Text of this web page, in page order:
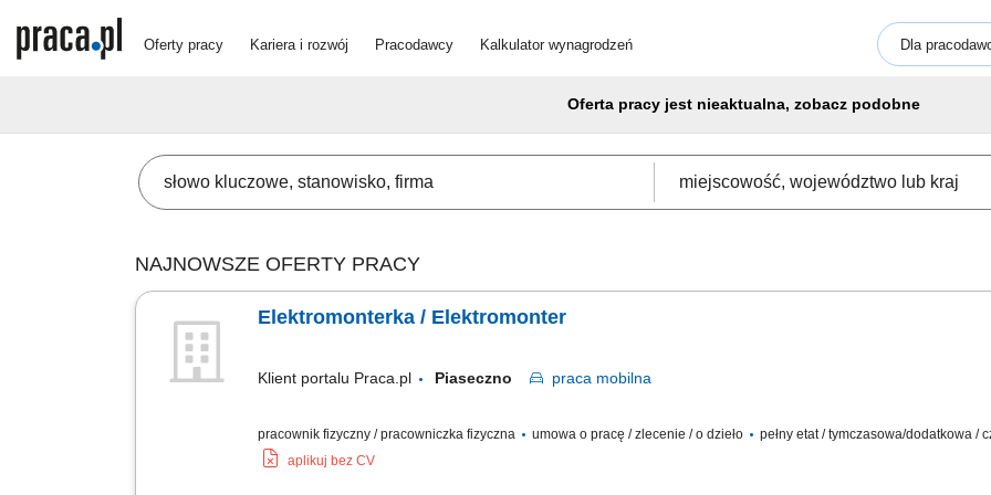
Oferty pracy Kariera i rozwój Pracodawcy Kalkulator wynagrodzeń Dla
Oferta pracy jest nieaktualna, zobacz podobne
NAJNOWSZE OFERTY PRACY
Elektromonterka / Elektromonter
Klient portalu Praca.pl Piaseczno praca mobilna
pracownik fizyczny / pracowniczka fizyczna umowa o pracę / zlecenie / o dzieło
pełny etat / tymczasowa/dodatkowa /
aplikuj bez CV